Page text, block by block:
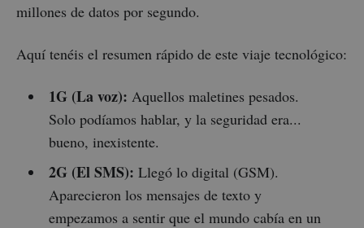
millones de datos por segundo.
Aquí tenéis el resumen rápido de este viaje tecnológico:
1G (La voz): Aquellos maletines pesados.
Solo podíamos hablar, y la seguridad era...
bueno, inexistente.
2G (El SMS): Llegó lo digital (GSM).
Aparecieron los mensajes de texto y
empezamos a sentir que el mundo cabía en un